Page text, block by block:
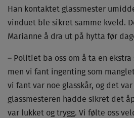
Han kontaktet glassmester
vinduet ble sikret samme kveld.
Marianne å dra ut på hytta før
– Politiet ba oss om å ta en
men vi fant ingenting som
vi fant var noe glasskår, og det
glassmesteren hadde sikret det
var lukket og trygg. Vi følte oss